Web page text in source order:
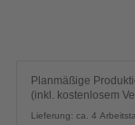
Planmäßige
(inkl. kostenlosem
Lieferung: ca. 4